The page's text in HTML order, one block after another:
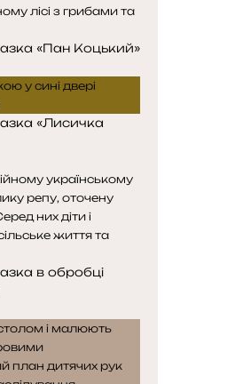
«Пан Коцький»
«Лисичка
в обробці